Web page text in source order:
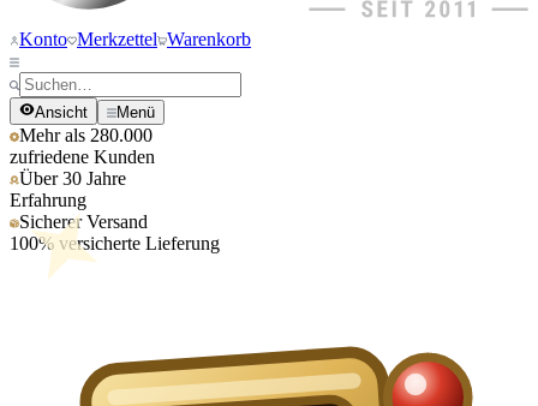
Konto Merkzettel Warenkorb
Ansicht Menü
Mehr als 280.000
zufriedene Kunden
Über 30 Jahre
Erfahrung
Sicherer Versand
100% versicherte Lieferung